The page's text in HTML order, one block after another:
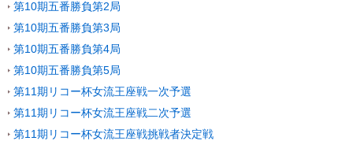
第10期五番勝負第2局
第10期五番勝負第3局
第10期五番勝負第4局
第10期五番勝負第5局
第11期リコー杯女流王座戦一次予選
第11期リコー杯女流王座戦二次予選
第11期リコー杯女流王座戦挑戦者決定戦